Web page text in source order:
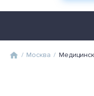
/ Москва /